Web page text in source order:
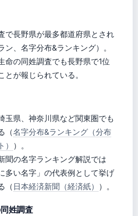
で長野県が最多都道府県とされ
ン、名字分布&ランキング）。
命の同姓調査でも長野県で1位
とが報じられている。
玉県、神奈川県など関東圏でも
（名字分布&ランキング（分布
）。
聞の名字ランキング解説では
多い名字」の代表例として挙げ
（ 日本経済新聞（経済紙） ）。
姓調査